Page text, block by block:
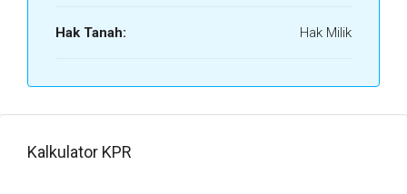
Hak Tanah: Hak Milik
Kalkulator KPR